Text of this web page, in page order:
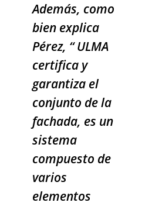
Además, como
bien explica
Pérez, “ULMA
certifica y
garantiza el
conjunto de la
fachada, es un
sistema
compuesto de
varios
elementos